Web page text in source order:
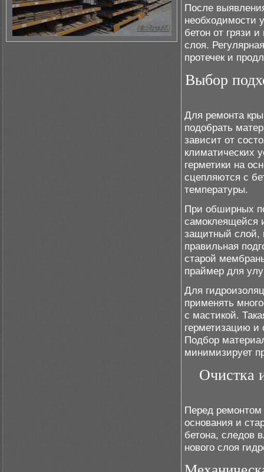
После
необходимости
бетон от грязи
слоя.
протечек и
Выбор
Для ремонта
подобрать
зависит от
климатических
герметики на
сцепляются с
температуры.
При обширных
самоклеящейся
защитный слой,
правильная
старой
праймер для
Для
применять
с мастикой.
герметизацию и
Подбор
минимизирует
Очистка
Перед ремонтом
основания и
бетона, следов
нового слоя